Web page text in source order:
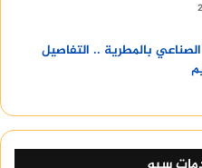
بالمطرية .. التفاصيل